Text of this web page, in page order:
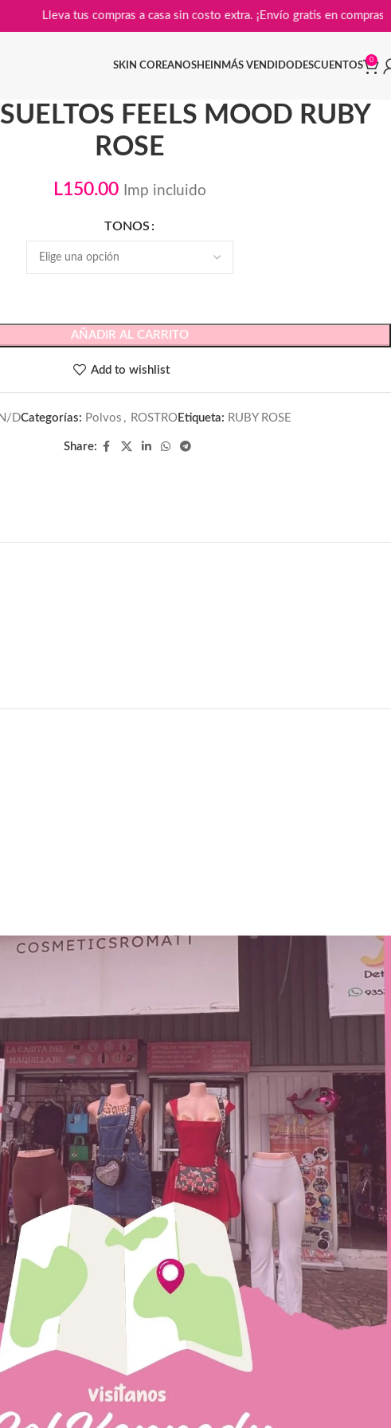
Lleva tus compras a casa sin costo extra. ¡Envío gratis en
SKIN COREANOSHEIN MÁS VENDIDO DESCUENTOS
0
FEELS MOOD RUBY
ROSE
L150.00 Imp incluido
TONOS
AÑADIR AL CARRITO
Add to wishlist
N/DCategorías: Polvos , ROSTROEtiqueta: RUBY ROSE
Share: